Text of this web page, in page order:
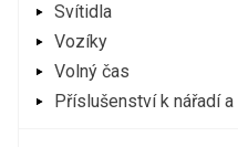
Svítidla
Vozíky
Volný čas
Příslušenství k nářadí